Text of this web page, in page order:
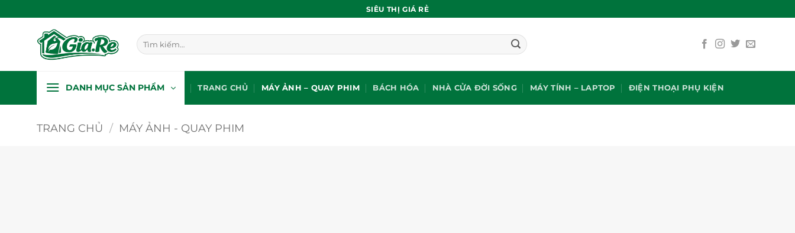
qua
SIÊU THỊ GIÁ RẺ
Tìm
kiếm:
DANH MỤC SẢN PHẨM TRANG CHỦ MÁY ẢNH – QUAY PHIM BÁCH HÓA NHÀ CỬA ĐỜI SỐNG MÁY TÍNH – LAPTOP ĐIỆN THOẠI PHỤ KIỆN
TRANG CHỦ / MÁY ẢNH - QUAY PHIM